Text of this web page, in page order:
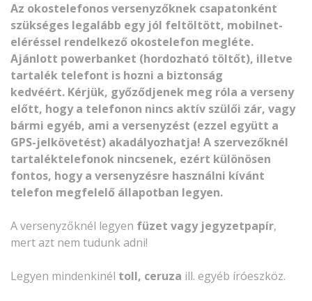
Az okostelefonos versenyzőknek csapatonként
szükséges legalább egy jól feltöltött, mobilnet-
eléréssel rendelkező okostelefon megléte.
Ajánlott powerbanket (hordozható töltőt), illetve
tartalék telefont is hozni a biztonság
kedvéért. Kérjük, győződjenek meg róla a verseny
előtt, hogy a telefonon nincs aktív szülői zár, vagy
bármi egyéb, ami a versenyzést (ezzel együtt a
GPS-jelkövetést) akadályozhatja! A szervezőknél
tartaléktelefonok nincsenek, ezért különösen
fontos, hogy a versenyzésre használni kívánt
telefon megfelelő állapotban legyen.
A versenyzőknél legyen füzet vagy jegyzetpapír,
mert azt nem tudunk adni!
Legyen mindenkinél toll, ceruza ill. egyéb íróeszköz.